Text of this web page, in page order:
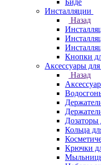
Биде
Инсталляции
Назад
Кнопки
Аксессуары
Назад
Дозаторы
Кольца
Крючки